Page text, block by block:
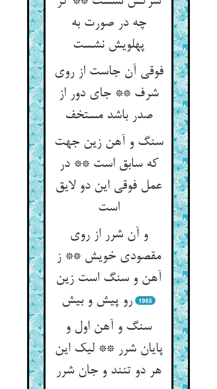
چه در صورت به
پهلویش نشست‏
فوقی آن جاست از روی
شرف ** جای دور از
صدر باشد مستخف‏
سنگ و آهن زین جهت
که سابق است ** در
عمل فوقی این دو لایق
است‏
و آن شرر از روی
مقصودی خویش ** ز
آهن و سنگ است زین
رو پیش و بیش‏
1965
سنگ و آهن اول و
پایان شرر ** لیک این
هر دو تنند و جان شرر